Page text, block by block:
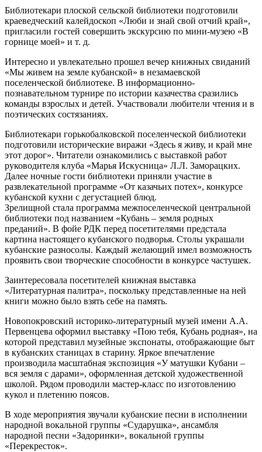
Библиотекари плоской сельской библиотеки подготовили
краеведческий калейдоскоп «Люби и знай свой отчий край»,
пригласили гостей совершить экскурсию по мини-музею «В
горнице моей» и т. д.
Интересно и увлекательно прошел вечер книжных свиданий
«Мы живем на земле кубанской» в незамаевской
поселенческой библиотеке. В информационно-
познавательном турнире по истории казачества сразились
команды взрослых и детей. Участвовали любители чтения и в
поэтических состязаниях.
Библиотекари горькобалковской поселенческой библиотеки
подготовили исторические виражи «Здесь я живу, и край мне
этот дорог». Читатели ознакомились с выставкой работ
руководителя клуба «Марья Искусница» Л.Л. Заморацких.
Далее ночные гости библиотеки приняли участие в
развлекательной программе «От казачьих потех», конкурсе
кубанской кухни с дегустацией блюд.
Зрелищной стала программа межпоселенческой центральной
библиотеки под названием «Кубань – земля родных
преданий». В фойе РДК перед посетителями предстала
картина настоящего кубанского подворья. Столы украшали
кубанские разносолы. Каждый желающий имел возможность
проявить свои творческие способности в конкурсе частушек.
Заинтересовала посетителей книжная выставка
«Литературная палитра», поскольку представленные на ней
книги можно было взять себе на память.
Новопокровский историко-литературный музей имени А.А.
Первенцева оформил выставку «Пою тебя, Кубань родная», на
которой представил музейные экспонаты, отображающие быт
в кубанских станицах в старину. Яркое впечатление
производила масштабная экспозиция «У матушки Кубани –
вся земля с дарами», оформленная детской художественной
школой. Рядом проводили мастер-класс по изготовлению
кукол и плетению поясов.
В ходе мероприятия звучали кубанские песни в исполнении
народной вокальной группы «Сударушка», ансамбля
народной песни «Задоринки», вокальной группы
«Перекресток».